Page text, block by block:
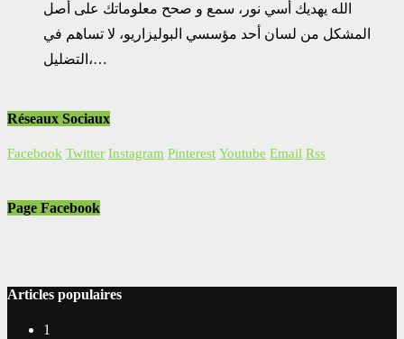
الله يهديك أسي نور، سمع و صحح معلوماتك على أصل
المشكل من لسان أحد مؤسسي البوليزاريو، لا تساهم في
التضليل،…
Réseaux Sociaux
Facebook Twitter Instagram Pinterest Youtube Email Rss
Page Facebook
Articles populaires
1